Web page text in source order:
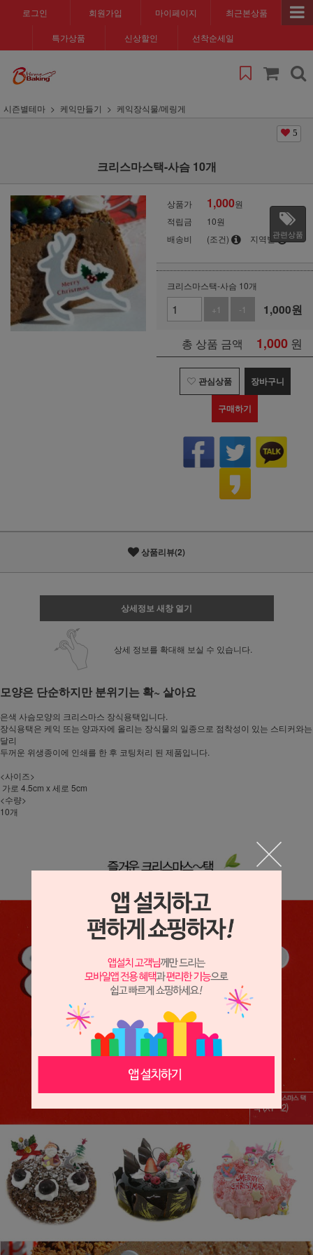
로그인 회원가입 마이페이지 최근본상품
특가상품 신상할인 선착순세일
시즌별테마 케익만들기 케익장식물/메링게
5
크리스마스택-사슴 10개
상품가 1,000원
적립금
10원
배송비
(조건) 지역별관련상품
크리스마스택-사슴 10개
+1
-1 1,000원
총 상품 금액 1,000 원
관심상품 장바구니
구매하기
상품리뷰(2)
상세정보 새창 열기
상세 정보를 확대해 보실 수 있습니다.
모양은 단순하지만 분위기는 확~ 살아요
은색 사슴모양의 크리스마스 장식용택입니다.
장식용택은 케익 또는 양과자에 올리는 장식물의 일종으로 점착성이 있는 스티커와는
달리
두꺼운 위생종이에 인쇄를 한 후 코팅처리 된 제품입니다.
<사이즈>
가로 4.5cm x 세로 5cm
<수량>
10개